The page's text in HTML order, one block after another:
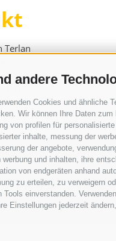
andere
Cookies und ähnliche
Wir können Ihre Daten
von profilen für
inhalte, messung der
der angebote,
und inhalten, ihre
von endgeräten anhand
zu erteilen, zu verweigern
einverstanden.
Einstellungen jederzeit
Terlan
BZ